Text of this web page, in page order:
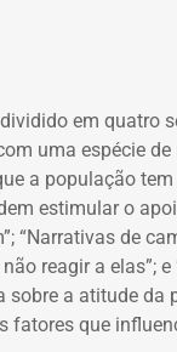
em quatro
uma espécie de
a população tem
estimular o
“Narrativas de
reagir a elas”; e
sobre a atitude da
fatores que